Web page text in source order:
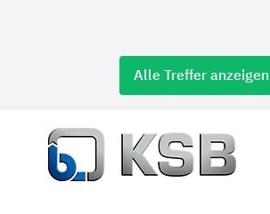
Alle Treffer anzeigen